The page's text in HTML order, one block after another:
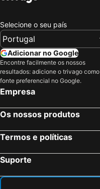
Selecione o seu país
Adicionar no Google
Encontre facilmente os nossos
resultados: adicione o trivago como
fonte preferencial no Google.
Empresa
Os nossos produtos
Termos e políticas
Suporte